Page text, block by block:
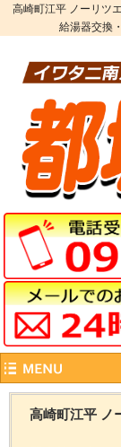
高崎町江平 ノーリツ
給湯器交換
高崎町江平 ノ